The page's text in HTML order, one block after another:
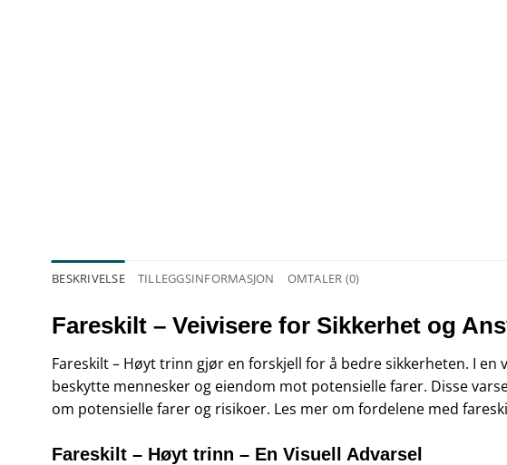
BESKRIVELSE TILLEGGSINFORMASJON OMTALER (0)
Fareskilt – Veivisere for Sikkerhet og
Fareskilt – Høyt trinn gjør en forskjell for å bedre sikkerheten. I
beskytte mennesker og eiendom mot potensielle farer. Disse
om potensielle farer og risikoer. Les mer om fordelene med
Fareskilt – Høyt trinn – En Visuell Advarsel